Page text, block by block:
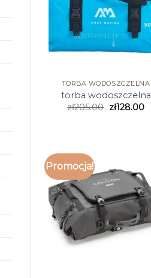
TORBA WODOSZCZELNA
torba wodoszczelna
zł205.00 zł128.00
Promocja!